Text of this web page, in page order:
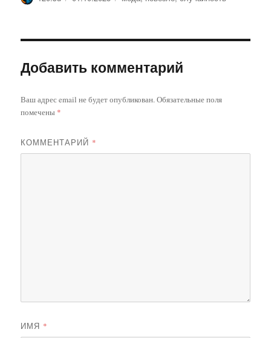
Добавить комментарий
Ваш адрес email не будет опубликован.Обязательные поля
помечены *
КОММЕНТАРИЙ *
ИМЯ *